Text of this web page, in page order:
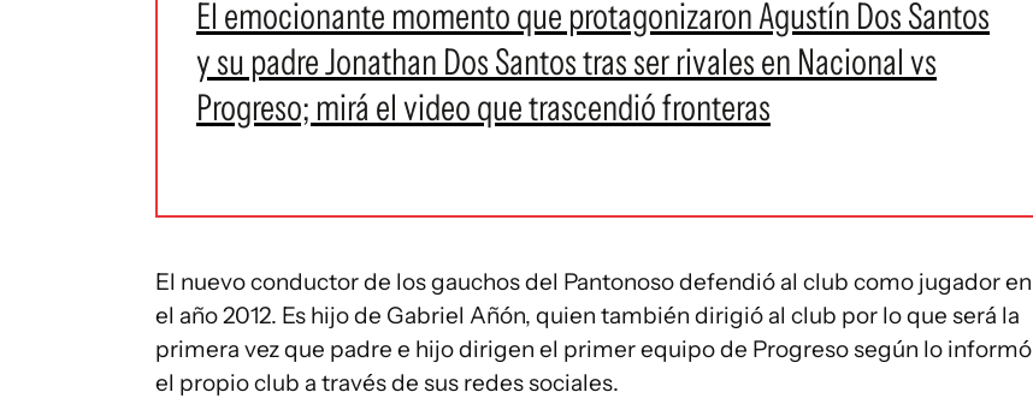
El emocionante momento que protagonizaron Agustín Dos Santos
y su padre Jonathan Dos Santos tras ser rivales en Nacional vs
Progreso; mirá el video que trascendió fronteras
El nuevo conductor de los gauchos del Pantonoso defendió al club como jugador en
el año 2012. Es hijo de Gabriel Añón, quien también dirigió al club por lo que será la
primera vez que padre e hijo dirigen el primer equipo de Progreso según lo informó
el propio club a través de sus redes sociales.